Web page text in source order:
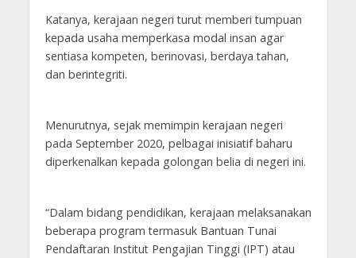
Katanya, kerajaan negeri turut memberi tumpuan
kepada usaha memperkasa modal insan agar
sentiasa kompeten, berinovasi, berdaya tahan,
dan berintegriti.
Menurutnya, sejak memimpin kerajaan negeri
pada September 2020, pelbagai inisiatif baharu
diperkenalkan kepada golongan belia di negeri ini.
“Dalam bidang pendidikan, kerajaan melaksanakan
beberapa program termasuk Bantuan Tunai
Pendaftaran Institut Pengajian Tinggi (IPT) atau